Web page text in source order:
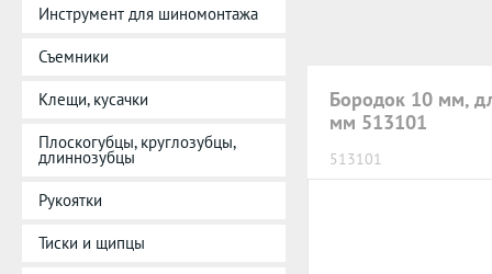
Инструмент для шиномонтажа
Съемники
Клещи, кусачки
Плоскогубцы, круглозубцы,
длиннозубцы
Рукоятки
Тиски и щипцы
Бородок 10 мм,
мм 513101
513101